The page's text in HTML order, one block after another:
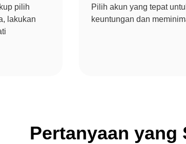
pilih
lakukan
Pilih akun yang tepat
keuntungan dan
Pertanyaan yang